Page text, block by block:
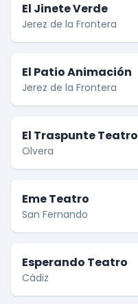
El Jinete Verde
Jerez de la Frontera
El Patio Animación
Jerez de la Frontera
El Traspunte Teatro
Olvera
Eme Teatro
San Fernando
Esperando Teatro
Cádiz